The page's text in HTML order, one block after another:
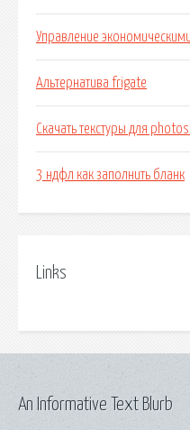
Управление
Альтернатива frigate
Скачать текстуры для
3 ндфл как заполнить бланк
Links
An Informative Text Blurb